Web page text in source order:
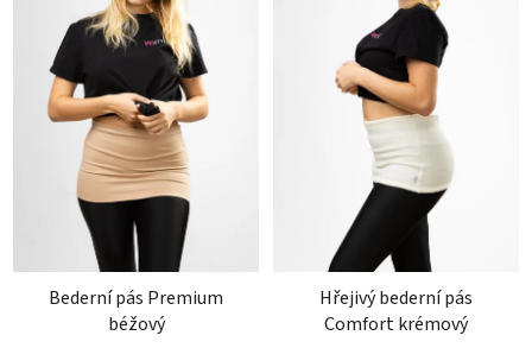
Bederní pás Premium
béžový
Hřejivý bederní pás
Comfort krémový